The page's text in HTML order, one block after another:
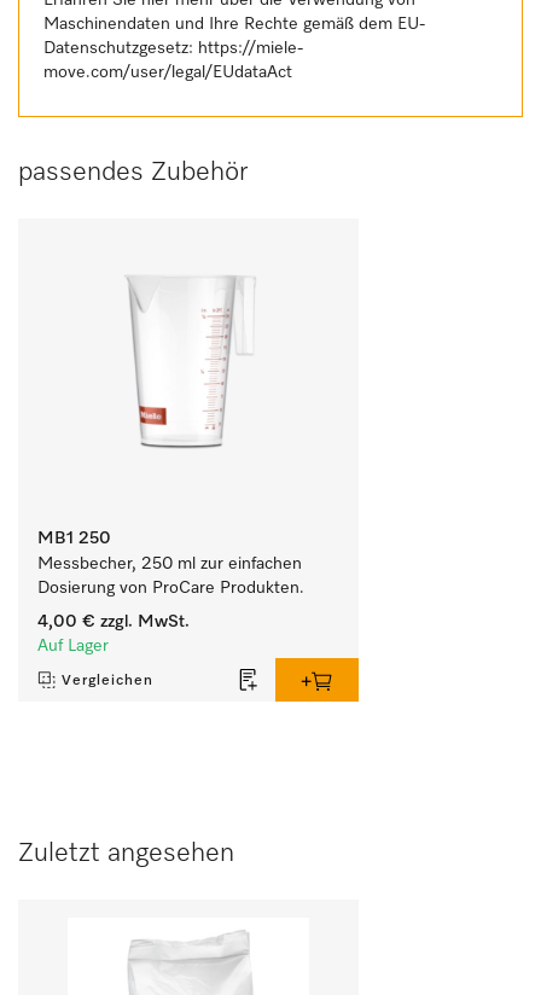
Maschinendaten und Ihre Rechte gemäß dem EU-
Datenschutzgesetz: https://miele-
move.com/user/legal/EUdataAct
passendes Zubehör
MB1 250
Messbecher, 250 ml zur einfachen
Dosierung von ProCare Produkten.
4,00 € zzgl. MwSt.
Auf Lager
Vergleichen
Zuletzt angesehen